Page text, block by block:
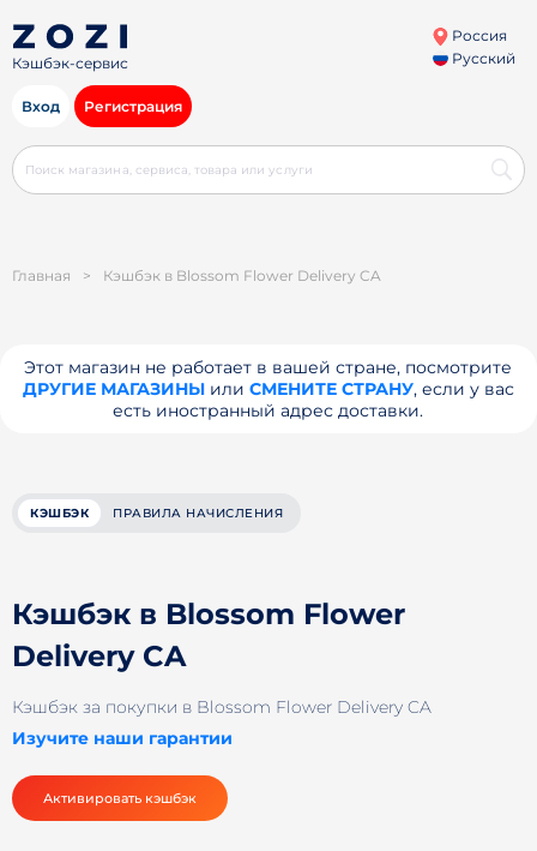
Кэшбэк-сервис
Россия
Русский
Вход Регистрация
Главная > Кэшбэк в Blossom Flower Delivery CA
Этот магазин не работает в вашей стране, посмотрите
ДРУГИЕ МАГАЗИНЫили СМЕНИТЕ СТРАНУ, если у вас
есть иностранный адрес доставки.
КЭШБЭК ПРАВИЛА НАЧИСЛЕНИЯ
Кэшбэк в Blossom Flower
Delivery CA
Кэшбэк за покупки в Blossom Flower Delivery CA
Изучите наши гарантии
Активировать кэшбэк